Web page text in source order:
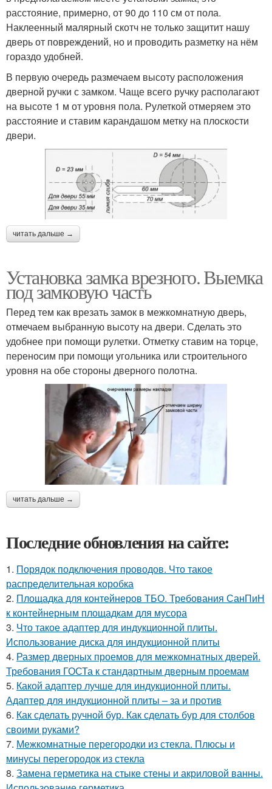
расстояние, примерно, от 90 до 110 см от пола.
Наклеенный малярный скотч не только защитит нашу
дверь от повреждений, но и проводить разметку на нём
гораздо удобней.
В первую очередь размечаем высоту расположения
дверной ручки с замком. Чаще всего ручку располагают
на высоте 1 м от уровня пола. Рулеткой отмеряем это
расстояние и ставим карандашом метку на плоскости
двери.
читать дальше →
Установка замка врезного. Выемка
под замковую часть
Перед тем как врезать замок в межкомнатную дверь,
отмечаем выбранную высоту на двери. Сделать это
удобнее при помощи рулетки. Отметку ставим на торце,
переносим при помощи угольника или строительного
уровня на обе стороны дверного полотна.
читать дальше →
Последние обновления на сайте:
1. Порядок подключения проводов. Что такое
распределительная коробка
2. Площадка для контейнеров ТБО. Требования СанПиН
к контейнерным площадкам для мусора
3. Что такое адаптер для индукционной плиты.
Использование диска для индукционной плиты
4. Размер дверных проемов для межкомнатных дверей.
Требования ГОСТа к стандартным дверным проемам
5. Какой адаптер лучше для индукционной плиты.
Адаптер для индукционной плиты – за и против
6. Как сделать ручной бур. Как сделать бур для столбов
своими руками?
7. Межкомнатные перегородки из стекла. Плюсы и
минусы перегородок из стекла
8. Замена герметика на стыке стены и акриловой ванны.